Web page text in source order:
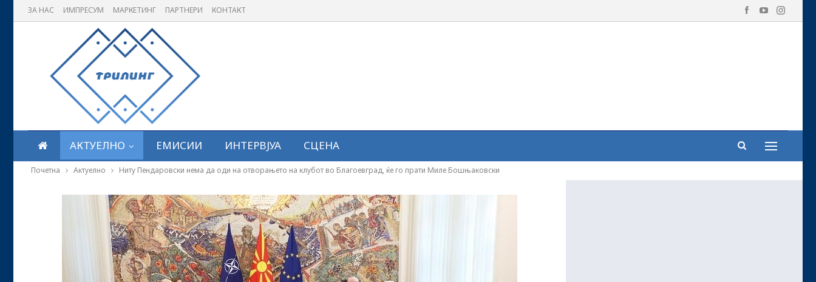
ЗА НАС ИМПРЕСУМ МАРКЕТИНГ ПАРТНЕРИ КОНТАКТ
АКТУЕЛНО ЕМИСИИ ИНТЕРВЈУА СЦЕНА
Почетна Актуелно Ниту Пендаровски нема да оди на отворањето на клубот во Благоевград, ќе го прати Миле Бошњаковски